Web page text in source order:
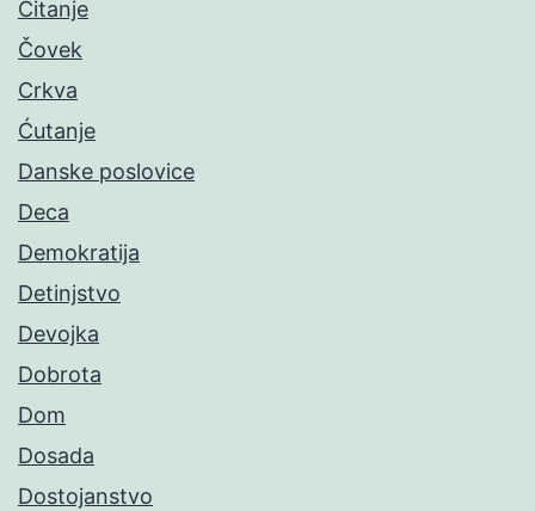
Čitanje
Čovek
Crkva
Ćutanje
Danske poslovice
Deca
Demokratija
Detinjstvo
Devojka
Dobrota
Dom
Dosada
Dostojanstvo